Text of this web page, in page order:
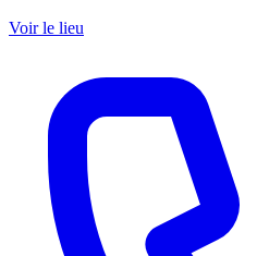
Voir le lieu